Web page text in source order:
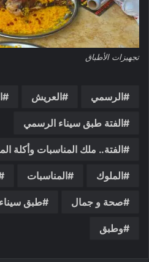
تجهيزات الأطباق
الرسمي العريش
الفتة طبق سيناء الرسمي
الفتة.. ملك المناسبات وأكلة
الملوك المناسبات
صحة و جمال طبق سيناء
وطبق